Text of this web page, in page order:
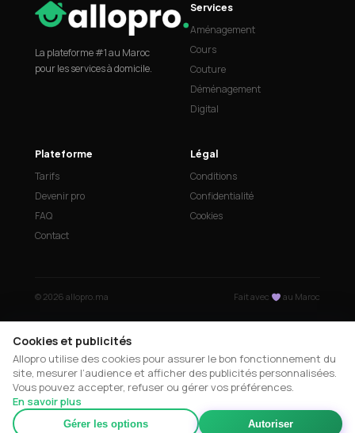
La plateforme #1 au Maroc
pour les services à domicile.
Services
Aménagement
Cours
Couture
Déménagement
Digital
Plateforme
Tarifs
Devenir pro
FAQ
Contact
Légal
Conditions
Confidentialité
Cookies
© 2026 allopro.ma Fait avec au Maroc
Cookies et publicités
Allopro utilise des cookies pour assurer le bon fonctionnement du
site, mesurer l’audience et afficher des publicités personnalisées.
Vous pouvez accepter, refuser ou gérer vos préférences.
En savoir plus
Gérer les options Autoriser